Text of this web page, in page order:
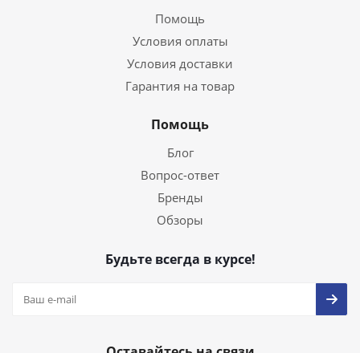
Помощь
Условия оплаты
Условия доставки
Гарантия на товар
Помощь
Блог
Вопрос-ответ
Бренды
Обзоры
Будьте всегда в курсе!